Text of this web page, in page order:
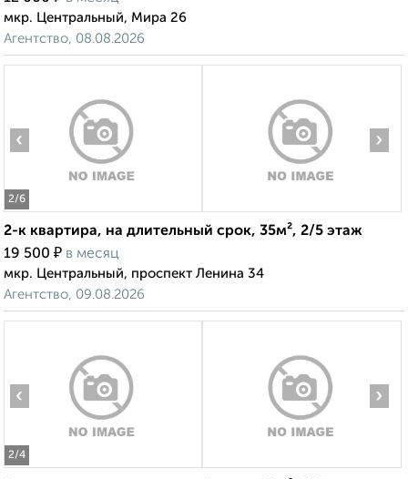
мкр. Центральный, Мира 26
Агентство, 08.08.2026
2/6
‹ ›
2-к квартира, на длительный срок, 35м², 2/5 этаж
19 500 ₽ в месяц
мкр. Центральный, проспект Ленина 34
Агентство, 09.08.2026
2/4
‹ ›